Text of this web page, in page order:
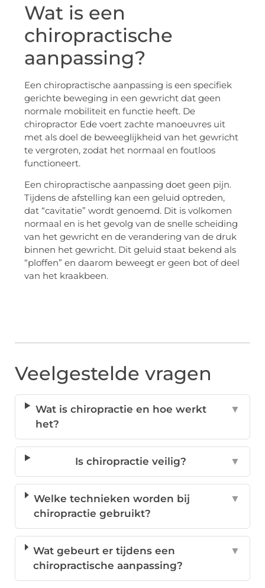
Wat is een
chiropractische
aanpassing?
Een chiropractische aanpassing is een specifiek
gerichte beweging in een gewricht dat geen
normale mobiliteit en functie heeft. De
chiropractor Ede voert zachte manoeuvres uit
met als doel de beweeglijkheid van het gewricht
te vergroten, zodat het normaal en foutloos
functioneert.
Een chiropractische aanpassing doet geen pijn.
Tijdens de afstelling kan een geluid optreden,
dat “cavitatie” wordt genoemd. Dit is volkomen
normaal en is het gevolg van de snelle scheiding
van het gewricht en de verandering van de druk
binnen het gewricht. Dit geluid staat bekend als
“ploffen” en daarom beweegt er geen bot of deel
van het kraakbeen.
Veelgestelde vragen
Wat is chiropractie en hoe werkt
het?
▼
Is chiropractie veilig? ▼
Welke technieken worden bij
chiropractie gebruikt?
▼
Wat gebeurt er tijdens een
chiropractische aanpassing?
▼